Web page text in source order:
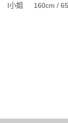
I小姐
160cm /